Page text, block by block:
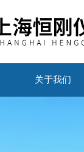
关于我们